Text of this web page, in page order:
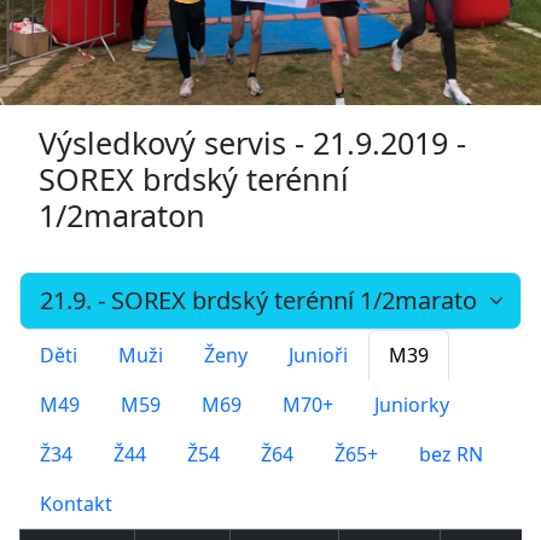
Výsledkový servis - 21.9.2019 -
SOREX brdský terénní
1/2maraton
Děti Muži Ženy Junioři
M39
M49
M59 M69 M70+
Juniorky
Ž34
Ž44 Ž54 Ž64 Ž65+
bez RN
Kontakt